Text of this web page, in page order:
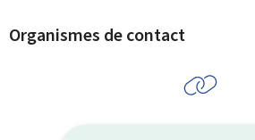
Organismes de contact